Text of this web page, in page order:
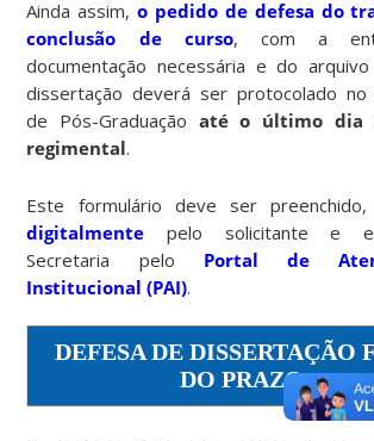
Ainda assim,o pedido de defesa do
conclusão de curso, com a
documentação necessária e do
dissertação deverá ser protocolado no
de Pós-Graduação até o último dia
regimental.
Este formulário deve ser
digitalmente pelo solicitante e
Secretaria pelo Portal de
Institucional (PAI).
DEFESA DE DISSERTAÇÃO
DO PRAZO